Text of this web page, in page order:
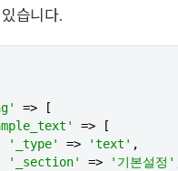
습니다.
=> [
=> [
'_type'
=> 'text' ,
'_section'
=> '기본설정'